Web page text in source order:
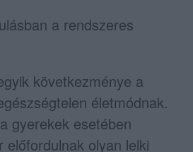
a rendszeres
következménye a
életmódnak.
gyerekek esetében
előfordulnak olyan lelki